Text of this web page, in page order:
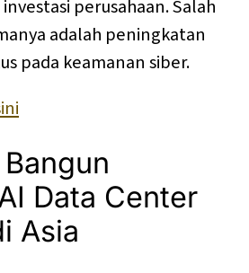
perusahaan. Salah
adalah peningkatan
pada keamanan siber.
Data Center
Asia